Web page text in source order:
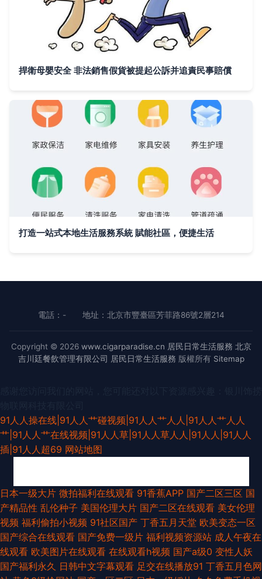
捍衛母嬰安全 非法銷售假貨被提起公訴并追責民事賠償
打造一站式本地生活服務系統 賦能社區，便捷生活
電話：- 地址：北京市豐臺區芳菲路86號2層214
Copyright © 2026 www.cigarparadise.cn 居民日常生活服務 北京
吉川廷餐飲管理有限公司 居民日常生活服務 版權所有 Sitemap
91人人操在线|91人人艹碰视频|91人人艹人人|91人人艹人人
艹|91人人艹在线视频|91人人草|91人人草人人|91人人|91人人
插|91人人超69 网站地图
精品天天干 午夜福利93 国产avwww 久草黄色网 老司机福利大香蕉 麻豆老
熟女 美女诱惑福利电影 欧美亚洲综合TV 日本第一页色网 日韩啪啪导航 网站
美女色色欧美 五月天色人妻 午夜福利网成人 亚洲爱爱导航 91吃瓜黑社 超碰
免费97 国产天天综合网 另类乱日 欧美黑人天堂网 人人妻人人摸 人人色人人
日本一级大片 微拍福利在线观看 91香蕉APP 国产二区三区 国
产精品性 乱伦种子 美国伦理大片 国产二区在线观看 美女伦理
视频 福利偷拍小视频 91社区国产 丁香五月天堂 欧美变态一区
国产综合在线观看 国产免费一级片 福利视频资源站 成人午夜在
线观看 欧美图片在线观看 在线观看h视频 国产a级0 变性人妖
国产福利永久 日韩中文字幕观看 足交在线播放91 丁香五月色网